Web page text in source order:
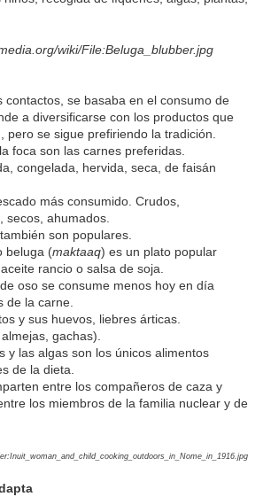
wiki/File:Beluga_blubber.jpg
contactos, se basaba en el consumo de
a diversificarse con los productos que
pero se sigue prefiriendo la tradición.
foca son las carnes preferidas.
congelada, hervida, seca, de faisán
más consumido. Crudos,
secos, ahumados.
son populares.
beluga (maktaaq) es un plato popular
rancio o salsa de soja.
oso se consume menos hoy en día
de la carne.
y sus huevos, liebres árticas.
gachas).
y las algas son los únicos alimentos
de la dieta.
entre los compañeros de caza y
los miembros de la familia nuclear y de